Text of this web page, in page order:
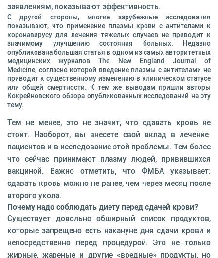
заявлениям, показывают эффективность.
С другой стороны, многие зарубежные исследования
показывают, что применение плазмы крови с антителами к
коронавирусу для лечения тяжелых случаев не приводит к
значимому улучшению состояния больных. Недавно
опубликована большая статья в одном из самых авторитетных
медицинских журналов The New England Journal of
Medicine, согласно которой введение плазмы с антителами не
приводит к существенному изменению в клиническом статусе
или общей смертности. К тем же выводам пришли авторы
Кокрейновского обзора опубликованных исследований на эту
тему.
Тем не менее, это не значит, что сдавать кровь не
стоит. Наоборот, вы внесете свой вклад в лечение
пациентов и в исследование этой проблемы. Тем более
что сейчас принимают плазму людей, привившихся
вакциной. Важно отметить, что ФМБА указывает:
сдавать кровь можно не ранее, чем через месяц после
второго укола.
Почему надо соблюдать диету перед сдачей крови?
Существует довольно обширный список продуктов,
которые запрещено есть накануне дня сдачи крови и
непосредственно перед процедурой. Это не только
жирные, жареные и другие «вредные» продукты, но